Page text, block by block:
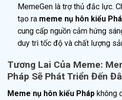
MemeGen là trợ thủ đắc lực.
tạo ra meme nụ hôn kiểu
cung cấp nguồn cảm hứng
duy trì tốc độ và chất lượng
Tương Lai Của Meme:
Pháp Sẽ Phát Triển Đến
Meme nụ hôn kiểu Pháp không